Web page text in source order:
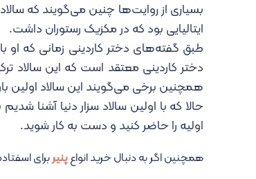
بسیاری از روایت‌ها چنین می‌گویند که
ایتالیایی بود که در مکزیک رستوران داشت.
طبق گفته‌های دختر کاردینی زمانی که او
دختر کاردینی معتقد است که این سالاد
همچنین برخی می‌گویند این سالاد اولین
حالا که با اولین سالاد سزار دنیا آشنا
اولیه را حاضر کنید و دست به کار شوید.
همچنین اگر به دنبال خرید انواعپنیربرای